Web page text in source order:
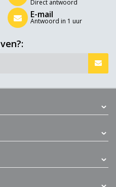
Direct antwoord
E-mail
Antwoord in 1 uur